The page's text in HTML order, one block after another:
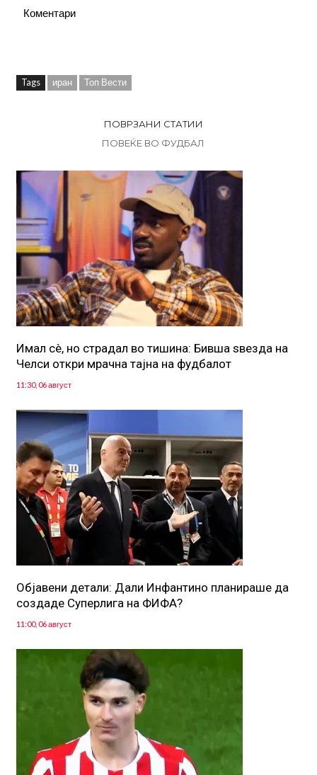
Коментари
Tags иран Топ Вести
ПОВРЗАНИ СТАТИИ
ПОВЕЌЕ ВО ФУДБАЛ
Имал сè, но страдал во тишина: Бивша ѕвезда на
Челси откри мрачна тајна на фудбалот
11:30, 06 август
Објавени детали: Дали Инфантино планираше да
создаде Суперлига на ФИФА?
11:00, 06 август